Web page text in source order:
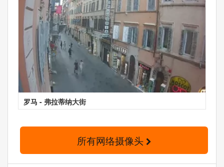
罗马 - 弗拉蒂纳大街
所有网络摄像头